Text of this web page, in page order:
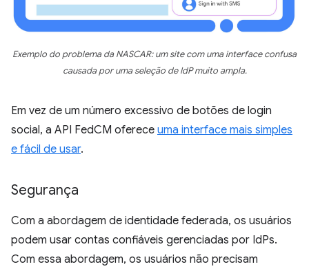
Exemplo do problema da NASCAR: um site com uma interface confusa
causada por uma seleção de IdP muito ampla.
Em vez de um número excessivo de botões de login
social, a API FedCM oferece uma interface mais simples
e fácil de usar.
Segurança
Com a abordagem de identidade federada, os usuários
podem usar contas confiáveis gerenciadas por IdPs.
Com essa abordagem, os usuários não precisam